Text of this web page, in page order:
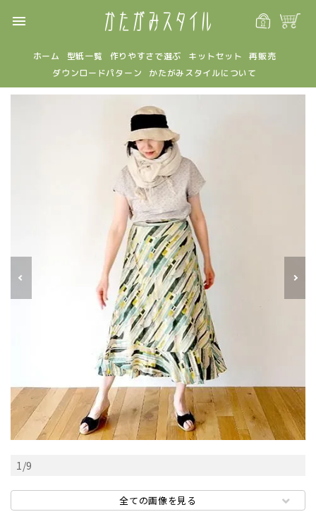
menu
ホーム 型紙一覧 作りやすさで選ぶ キットセット
再販売
ダウンロードパターン
かたがみスタイルについて
1/9
全ての画像を見る